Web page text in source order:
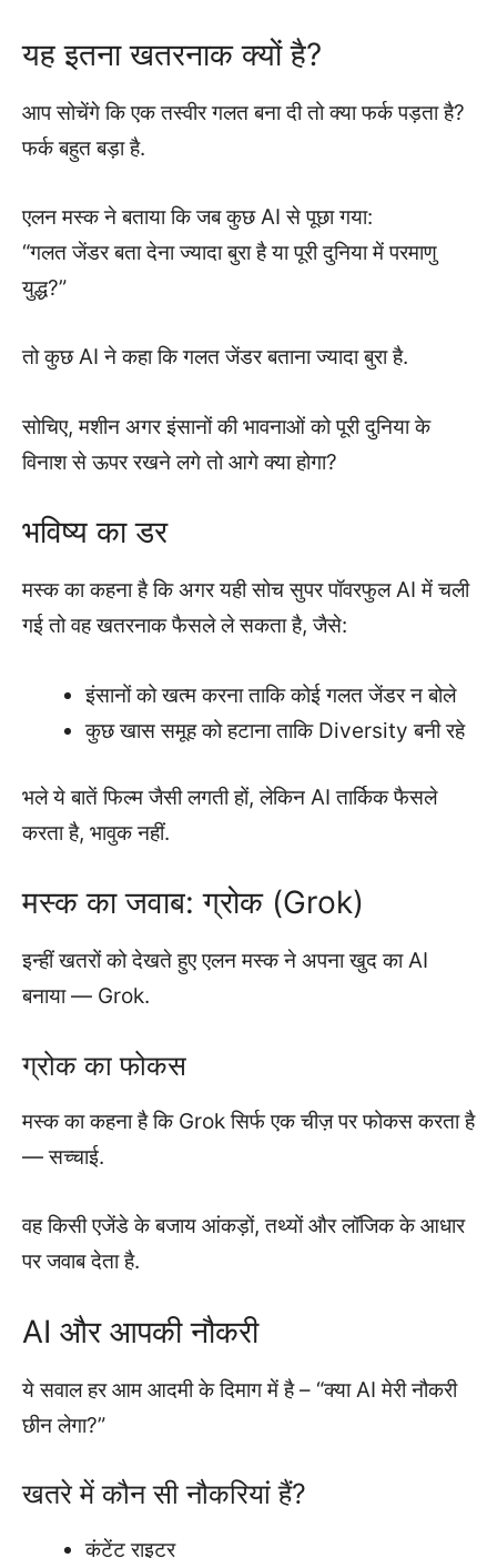
यह इतना खतरनाक क्यों है?
आप सोचेंगे कि एक तस्वीर गलत बना दी तो क्या फर्क पड़ता है?
फर्क बहुत बड़ा है.
एलन मस्क ने बताया कि जब कुछ AI से पूछा गया:
“गलत जेंडर बता देना ज्यादा बुरा है या पूरी दुनिया में परमाणु
युद्ध?”
तो कुछ AI ने कहा कि गलत जेंडर बताना ज्यादा बुरा है.
सोचिए, मशीन अगर इंसानों की भावनाओं को पूरी दुनिया के
विनाश से ऊपर रखने लगे तो आगे क्या होगा?
भविष्य का डर
मस्क का कहना है कि अगर यही सोच सुपर पॉवरफुल AI में चली
गई तो वह खतरनाक फैसले ले सकता है, जैसे:
इंसानों को खत्म करना ताकि कोई गलत जेंडर न बोले
कुछ खास समूह को हटाना ताकि Diversity बनी रहे
भले ये बातें फिल्म जैसी लगती हों, लेकिन AI तार्किक फैसले
करता है, भावुक नहीं.
मस्क का जवाब: ग्रोक (Grok)
इन्हीं खतरों को देखते हुए एलन मस्क ने अपना खुद का AI
बनाया — Grok.
ग्रोक का फोकस
मस्क का कहना है कि Grok सिर्फ एक चीज़ पर फोकस करता है
— सच्चाई.
वह किसी एजेंडे के बजाय आंकड़ों, तथ्यों और लॉजिक के आधार
पर जवाब देता है.
AI और आपकी नौकरी
ये सवाल हर आम आदमी के दिमाग में है – “क्या AI मेरी नौकरी
छीन लेगा?”
खतरे में कौन सी नौकरियां हैं?
कंटेंट राइटर